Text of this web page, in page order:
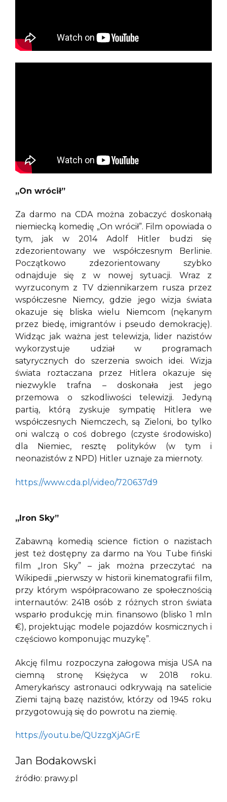
„On wrócił”
Za darmo na CDA można zobaczyć doskonałą
niemiecką komedię „On wrócił”. Film opowiada o
tym, jak w 2014 Adolf Hitler budzi się
zdezorientowany we współczesnym Berlinie.
Początkowo zdezorientowany szybko
odnajduje się z w nowej sytuacji. Wraz z
wyrzuconym z TV dziennikarzem rusza przez
współczesne Niemcy, gdzie jego wizja świata
okazuje się bliska wielu Niemcom (nękanym
przez biedę, imigrantów i pseudo demokrację).
Widząc jak ważna jest telewizja, lider nazistów
wykorzystuje udział w programach
satyrycznych do szerzenia swoich idei. Wizja
świata roztaczana przez Hitlera okazuje się
niezwykle trafna – doskonała jest jego
przemowa o szkodliwości telewizji. Jedyną
partią, którą zyskuje sympatię Hitlera we
współczesnych Niemczech, są Zieloni, bo tylko
oni walczą o coś dobrego (czyste środowisko)
dla Niemiec, resztę polityków (w tym i
neonazistów z NPD) Hitler uznaje za miernoty.
https://www.cda.pl/video/720637d9
„Iron Sky”
Zabawną komedią science fiction o nazistach
jest też dostępny za darmo na You Tube fiński
film „Iron Sky” – jak można przeczytać na
Wikipedii „pierwszy w historii kinematografii film,
przy którym współpracowano ze społecznością
internautów: 2418 osób z różnych stron świata
wsparło produkcję m.in. finansowo (blisko 1 mln
€), projektując modele pojazdów kosmicznych i
częściowo komponując muzykę”.
Akcję filmu rozpoczyna załogowa misja USA na
ciemną stronę Księżyca w 2018 roku.
Amerykańscy astronauci odkrywają na satelicie
Ziemi tajną bazę nazistów, którzy od 1945 roku
przygotowują się do powrotu na ziemię.
https://youtu.be/QUzzgXjAGrE
Jan Bodakowski
źródło: prawy.pl